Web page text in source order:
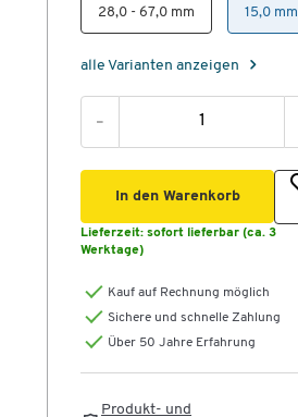
28,0 - 67,0 mm 15,0 mm
alle Varianten anzeigen
-
In den Warenkorb
Lieferzeit: sofort lieferbar (ca. 3
Werktage)
Kauf auf Rechnung möglich
Sichere und schnelle Zahlung
Über 50 Jahre Erfahrung
Produkt- und